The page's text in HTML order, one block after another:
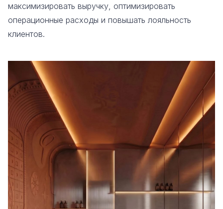
максимизировать выручку, оптимизировать
операционные расходы и повышать лояльность
клиентов.